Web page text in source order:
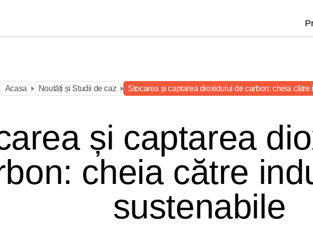
Acasa
Noutăți și Studii de caz
Stocarea și captarea dioxidului de carbon: cheia
și captarea
cheia către
sustenabile